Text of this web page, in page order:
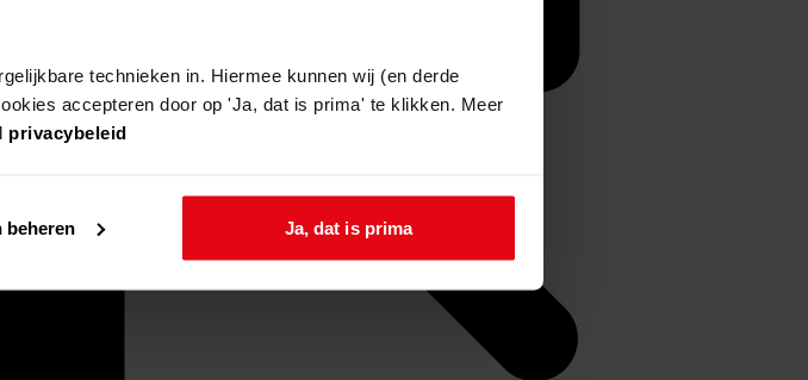
technieken in. Hiermee kunnen wij (en derde
accepteren door op 'Ja, dat is prima' te klikken. Meer
privacybeleid
beheren Ja, dat is prima